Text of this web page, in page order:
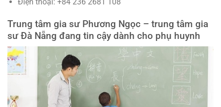
Trung tâm gia sư Phương Ngọc – trung tâm gia
sư Đà Nẵng đang tin cậy dành cho phụ huynh